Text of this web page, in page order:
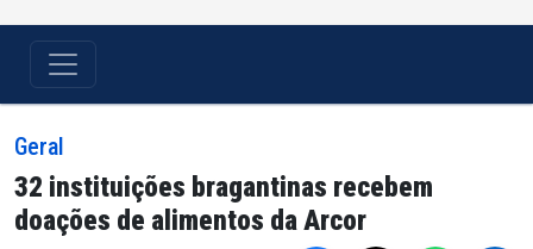
Geral
32 instituições bragantinas recebem
doações de alimentos da Arcor